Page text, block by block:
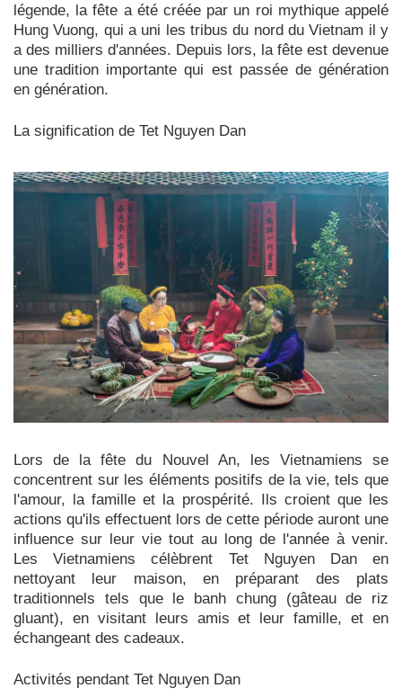
légende, la fête a été créée par un roi mythique appelé
Hung Vuong, qui a uni les tribus du nord du Vietnam il y
a des milliers d'années. Depuis lors, la fête est devenue
une tradition importante qui est passée de génération
en génération.
La signification de Tet Nguyen Dan
Lors de la fête du Nouvel An, les Vietnamiens se
concentrent sur les éléments positifs de la vie, tels que
l'amour, la famille et la prospérité. Ils croient que les
actions qu'ils effectuent lors de cette période auront une
influence sur leur vie tout au long de l'année à venir.
Les Vietnamiens célèbrent Tet Nguyen Dan en
nettoyant leur maison, en préparant des plats
traditionnels tels que le banh chung (gâteau de riz
gluant), en visitant leurs amis et leur famille, et en
échangeant des cadeaux.
Activités pendant Tet Nguyen Dan